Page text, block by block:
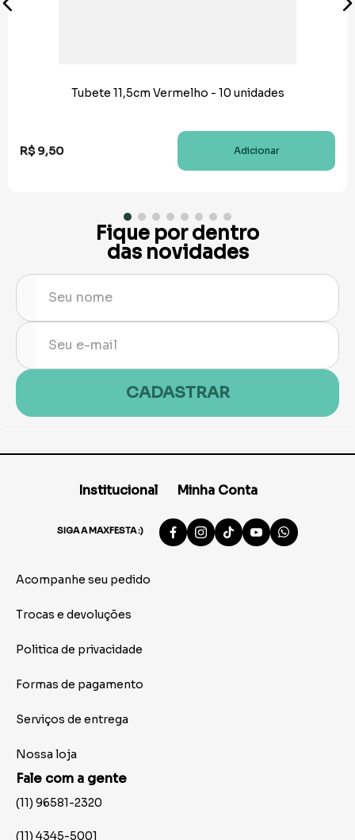
Tubete 11,5cm Vermelho - 10 unidades
R$ 9,50 Adicionar
Fique por dentro
das novidades
CADASTRAR
Institucional Minha Conta
SIGA A MAXFESTA :)
Acompanhe seu pedido
Trocas e devoluções
Politica de privacidade
Formas de pagamento
Serviços de entrega
Nossa loja
Fale com a gente
(11) 96581-2320
(11) 4345-5001